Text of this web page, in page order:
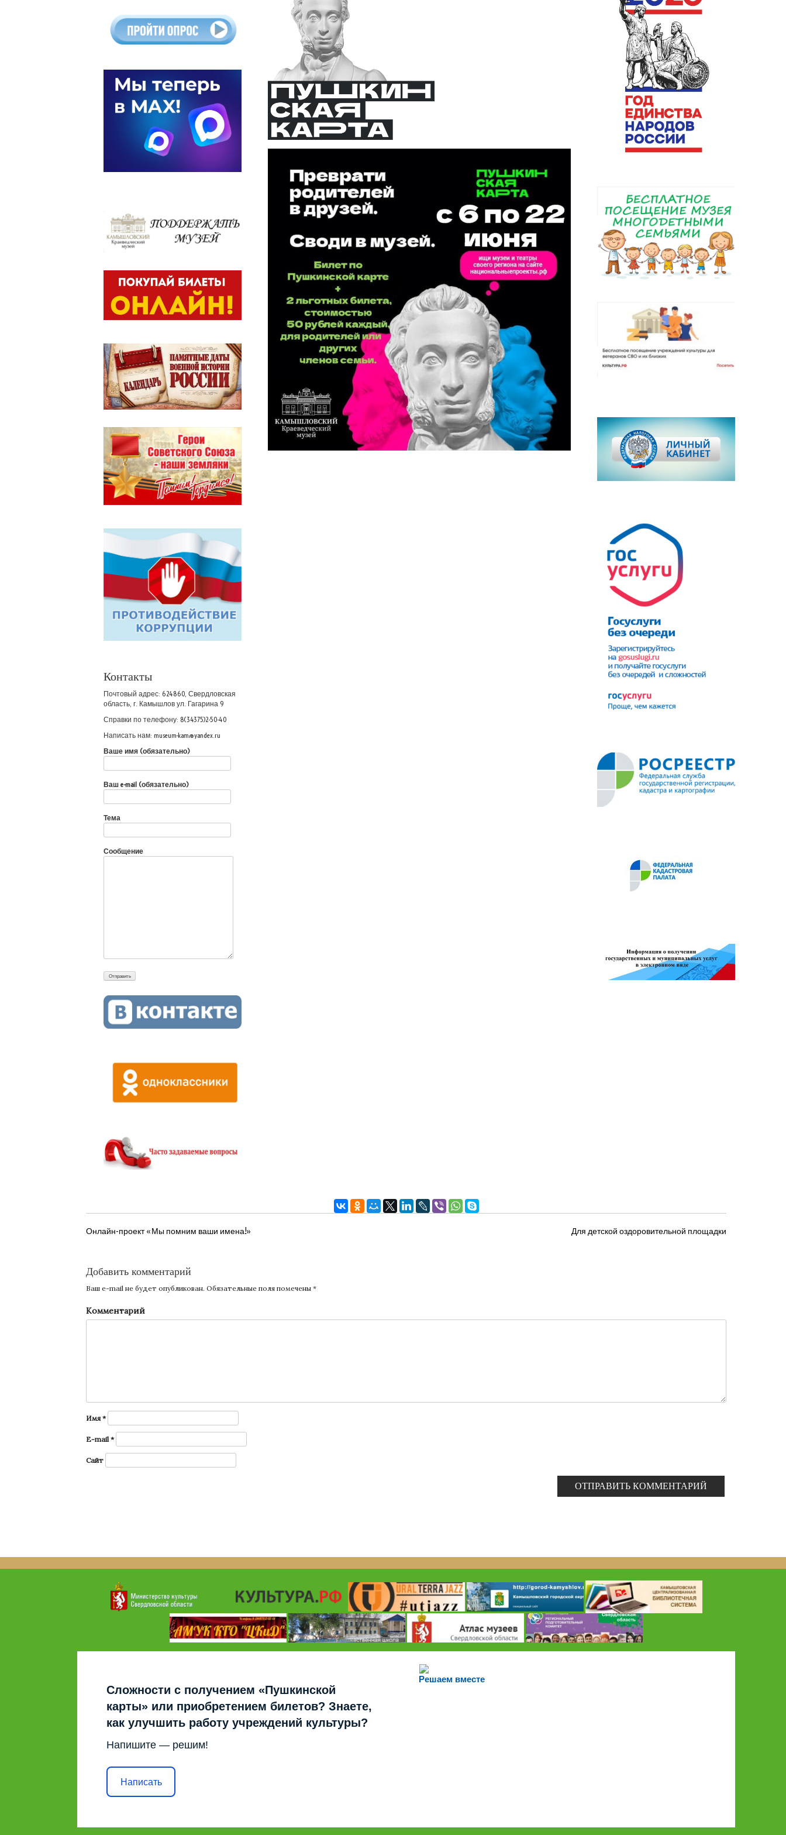
Контакты
Почтовый адрес: 624860, Свердловская
область, г. Камышлов ул. Гагарина 9
Справки по телефону: 8(34375)2-50-40
Написать нам: museum-kam@yandex.ru
Ваше имя (обязательно)
Ваш e-mail (обязательно)
Тема
Сообщение
НАВИГАЦИЯ
ЗАПИСЯМ
Онлайн-проект «Мы помним ваши имена!» Для детской оздоровительной площадки
Добавить комментарий
Ваш e-mail не будет опубликован. Обязательные поля помечены *
Комментарий
Имя*
E-mail*
Сайт
Решаем вместе
Сложности с получением «Пушкинской
карты» или приобретением билетов? Знаете,
как улучшить работу учреждений культуры?
Напишите — решим!
Написать